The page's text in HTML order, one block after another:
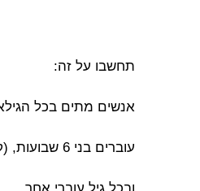
תחשבו על זה:
אנשים מתים בכל
עוברים בני 6 שבועות, (קרה לי אישית)